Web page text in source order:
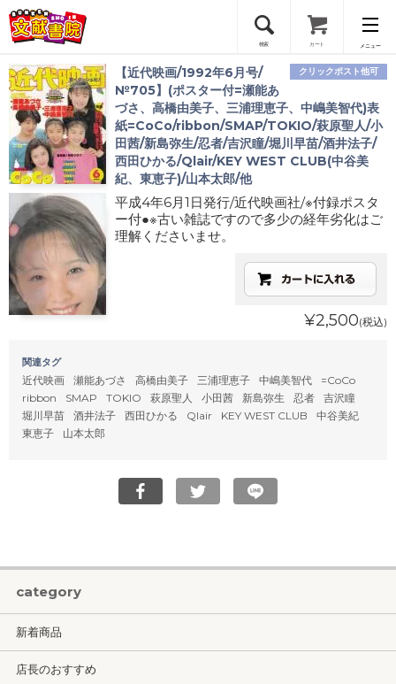
検索 カート メニュー
会員登録
ログイン
クリックポスト他可
【近代映画/1992年6月号/
№705】(ポスター付=瀬能あ
づさ、高橋由美子、三浦理恵子、中嶋美智代)表
紙=CoCo/ribbon/SMAP/TOKIO/萩原聖人/小
田茜/新島弥生/忍者/吉沢瞳/堀川早苗/酒井法子/
西田ひかる/Qlair/KEY WEST CLUB(中谷美
紀、東恵子)/山本太郎/他
平成4年6月1日発行/近代映画社/※付録ポスタ
ー付●※古い雑誌ですので多少の経年劣化はご
理解くださいませ。
¥2,500(税込)
関連タグ
近代映画 瀬能あづさ 高橋由美子 三浦理恵子 中嶋美智代
=CoCo
ribbon
SMAP TOKIO 萩原聖人 小田茜 新島弥生 忍者
吉沢瞳
堀川早苗
酒井法子 西田ひかる Qlair KEY WEST CLUB
中谷美紀
東恵子
山本太郎
category
新着商品
店長のおすすめ